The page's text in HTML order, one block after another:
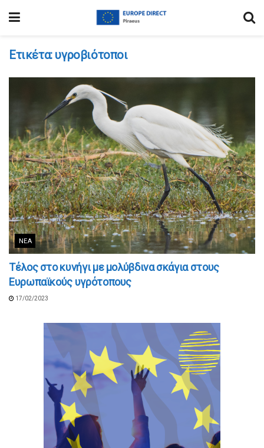
Ετικέτα: υγροβιότοποι
ΝΈΑ
Τέλος στο κυνήγι με μολύβδινα σκάγια στους
Ευρωπαϊκούς υγρότοπους
17/02/2023